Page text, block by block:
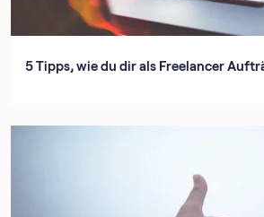
5 Tipps, wie du dir als Freelancer